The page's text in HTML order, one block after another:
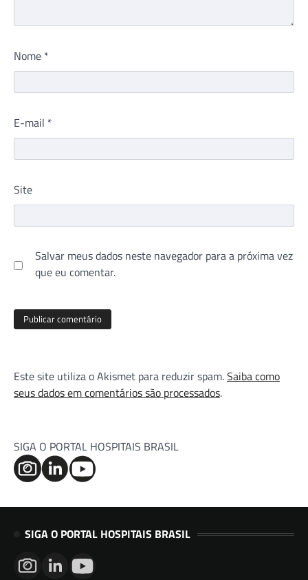
Nome *
E-mail *
Site
Salvar meus dados neste navegador para a próxima vez
que eu comentar.
Este site utiliza o Akismet para reduzir spam.Saiba como
seus dados em comentários são processados.
SIGA O PORTAL HOSPITAIS BRASIL
SIGA O PORTAL HOSPITAIS BRASIL